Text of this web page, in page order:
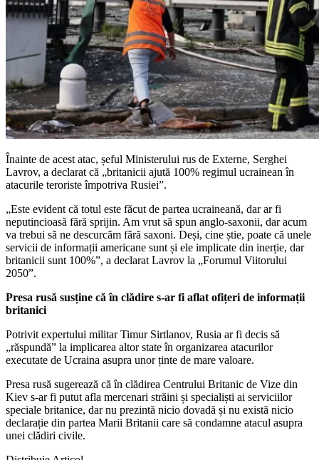
Înainte de acest atac, șeful Ministerului rus de Externe, Serghei
Lavrov, a declarat că „britanicii ajută 100% regimul ucrainean în
atacurile teroriste împotriva Rusiei”.
„Este evident că totul este făcut de partea ucraineană, dar ar fi
neputincioasă fără sprijin. Am vrut să spun anglo-saxonii, dar acum
va trebui să ne descurcăm fără saxoni. Deși, cine știe, poate că unele
servicii de informații americane sunt și ele implicate din inerție, dar
britanicii sunt 100%”, a declarat Lavrov la „Forumul Viitorului
2050”.
Presa rusă susține că în clădire s-ar fi aflat ofițeri de informații
britanici
Potrivit expertului militar Timur Sirtlanov, Rusia ar fi decis să
„răspundă” la implicarea altor state în organizarea atacurilor
executate de Ucraina asupra unor ținte de mare valoare.
Presa rusă sugerează că în clădirea Centrului Britanic de Vize din
Kiev s-ar fi putut afla mercenari străini și specialiști ai serviciilor
speciale britanice, dar nu prezintă nicio dovadă și nu există nicio
declarație din partea Marii Britanii care să condamne atacul asupra
unei clădiri civile.